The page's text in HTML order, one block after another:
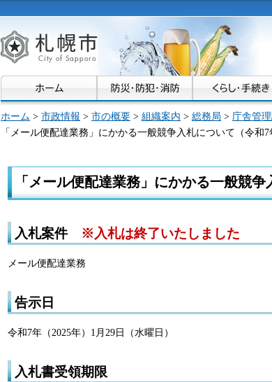
札幌市
ホーム > 市政情報 > 市の概要 > 組織案内 > 総務局 > 庁舎管
「メール便配達業務」にかかる一般競争入札について（令和7
「メール便配達業務」にかかる一般競争
入札案件 ※入札は終了いたしました
メール便配達業務
告示日
令和7年（2025年）1月29日（水曜日）
入札書受領期限